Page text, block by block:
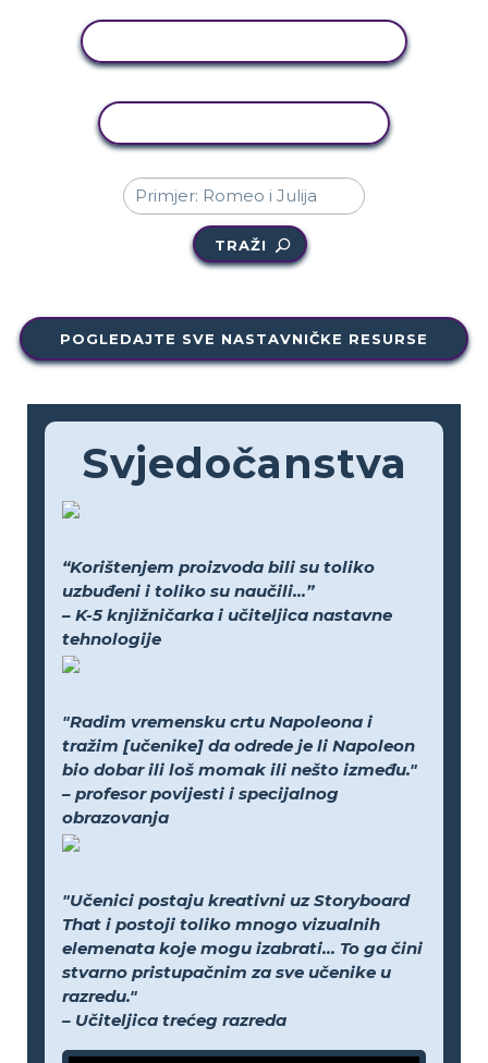
TRAŽI
POGLEDAJTE SVE NASTAVNIČKE RESURSE
Svjedočanstva
“Korištenjem proizvoda bili su toliko
uzbuđeni i toliko su naučili...”
– K-5 knjižničarka i učiteljica nastavne
tehnologije
"Radim vremensku crtu Napoleona i
tražim [učenike] da odrede je li Napoleon
bio dobar ili loš momak ili nešto između."
– profesor povijesti i specijalnog
obrazovanja
"Učenici postaju kreativni uz Storyboard
That i postoji toliko mnogo vizualnih
elemenata koje mogu izabrati... To ga čini
stvarno pristupačnim za sve učenike u
razredu."
– Učiteljica trećeg razreda